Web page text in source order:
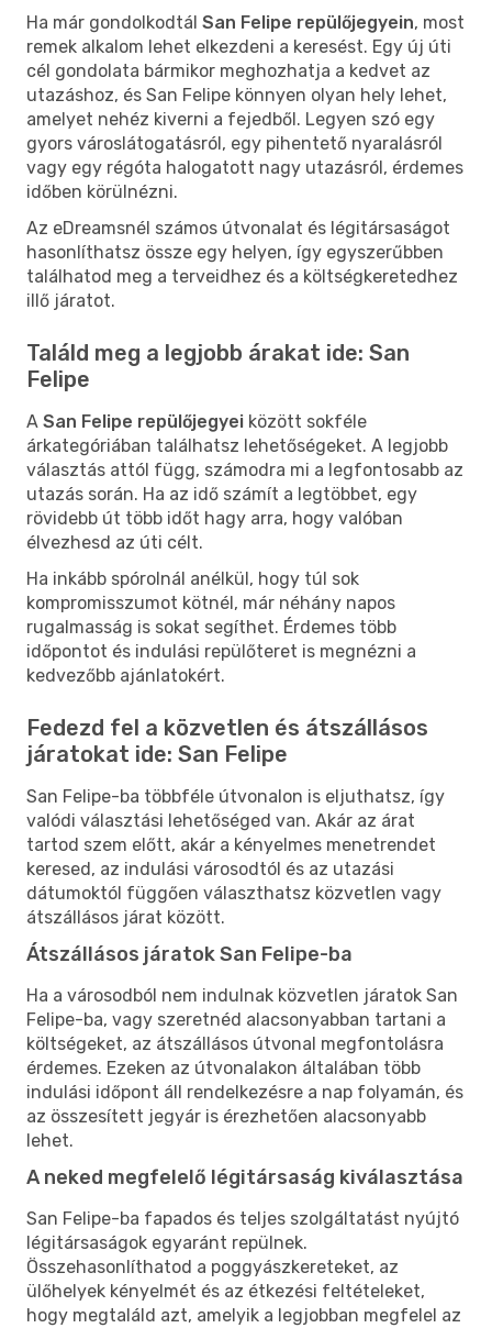
Ha már gondolkodtál San Felipe repülőjegyein, most
remek alkalom lehet elkezdeni a keresést. Egy új úti
cél gondolata bármikor meghozhatja a kedvet az
utazáshoz, és San Felipe könnyen olyan hely lehet,
amelyet nehéz kiverni a fejedből. Legyen szó egy
gyors városlátogatásról, egy pihentető nyaralásról
vagy egy régóta halogatott nagy utazásról, érdemes
időben körülnézni.
Az eDreamsnél számos útvonalat és légitársaságot
hasonlíthatsz össze egy helyen, így egyszerűbben
találhatod meg a terveidhez és a költségkeretedhez
illő járatot.
Találd meg a legjobb árakat ide: San
Felipe
A San Felipe repülőjegyei között sokféle
árkategóriában találhatsz lehetőségeket. A legjobb
választás attól függ, számodra mi a legfontosabb az
utazás során. Ha az idő számít a legtöbbet, egy
rövidebb út több időt hagy arra, hogy valóban
élvezhesd az úti célt.
Ha inkább spórolnál anélkül, hogy túl sok
kompromisszumot kötnél, már néhány napos
rugalmasság is sokat segíthet. Érdemes több
időpontot és indulási repülőteret is megnézni a
kedvezőbb ajánlatokért.
Fedezd fel a közvetlen és átszállásos
járatokat ide: San Felipe
San Felipe-ba többféle útvonalon is eljuthatsz, így
valódi választási lehetőséged van. Akár az árat
tartod szem előtt, akár a kényelmes menetrendet
keresed, az indulási városodtól és az utazási
dátumoktól függően választhatsz közvetlen vagy
átszállásos járat között.
Átszállásos járatok San Felipe-ba
Ha a városodból nem indulnak közvetlen járatok San
Felipe-ba, vagy szeretnéd alacsonyabban tartani a
költségeket, az átszállásos útvonal megfontolásra
érdemes. Ezeken az útvonalakon általában több
indulási időpont áll rendelkezésre a nap folyamán, és
az összesített jegyár is érezhetően alacsonyabb
lehet.
A neked megfelelő légitársaság kiválasztása
San Felipe-ba fapados és teljes szolgáltatást nyújtó
légitársaságok egyaránt repülnek.
Összehasonlíthatod a poggyászkereteket, az
ülőhelyek kényelmét és az étkezési feltételeket,
hogy megtaláld azt, amelyik a legjobban megfelel az